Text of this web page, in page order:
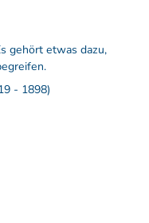
gehört etwas dazu,
- 1898)